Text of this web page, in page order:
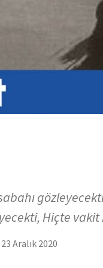
Hiçte
23 Aralık 2020